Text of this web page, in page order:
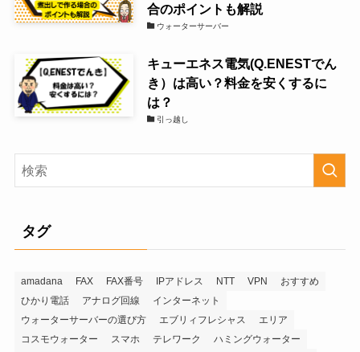
合のポイントも解説
ウォーターサーバー
キューエネス電気(Q.ENESTでん
き）は高い？料金を安くするに
は？
引っ越し
タグ
amadana FAX FAX番号 IPアドレス NTT VPN
おすすめ
ひかり電話
アナログ回線
インターネット
ウォーターサーバーの選び方
エブリィフレシャス
エリア
コスモウォーター
スマホ テレワーク
ハミングウォーター